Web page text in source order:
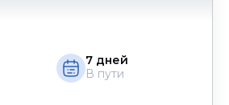
7 дней
В пути